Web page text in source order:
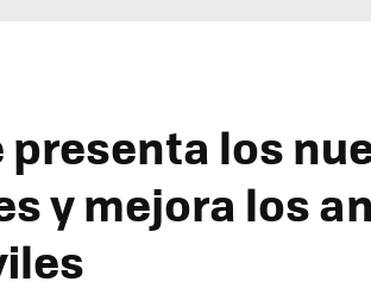
presenta los
y mejora los